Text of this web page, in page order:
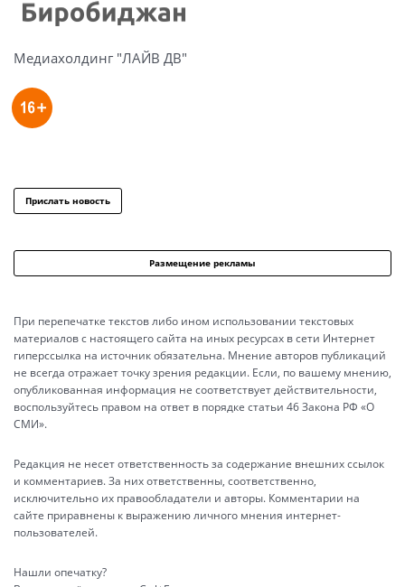
Медиахолдинг "ЛАЙВ ДВ"
Прислать новость
Размещение рекламы
При перепечатке текстов либо ином использовании текстовых
материалов с настоящего сайта на иных ресурсах в сети Интернет
гиперссылка на источник обязательна. Мнение авторов публикаций
не всегда отражает точку зрения редакции. Если, по вашему мнению,
опубликованная информация не соответствует действительности,
воспользуйтесь правом на ответ в порядке статьи 46 Закона РФ «О
СМИ».
Редакция не несет ответственность за содержание внешних ссылок
и комментариев. За них ответственны, соответственно,
исключительно их правообладатели и авторы. Комментарии на
сайте приравнены к выражению личного мнения интернет-
пользователей.
Нашли опечатку?